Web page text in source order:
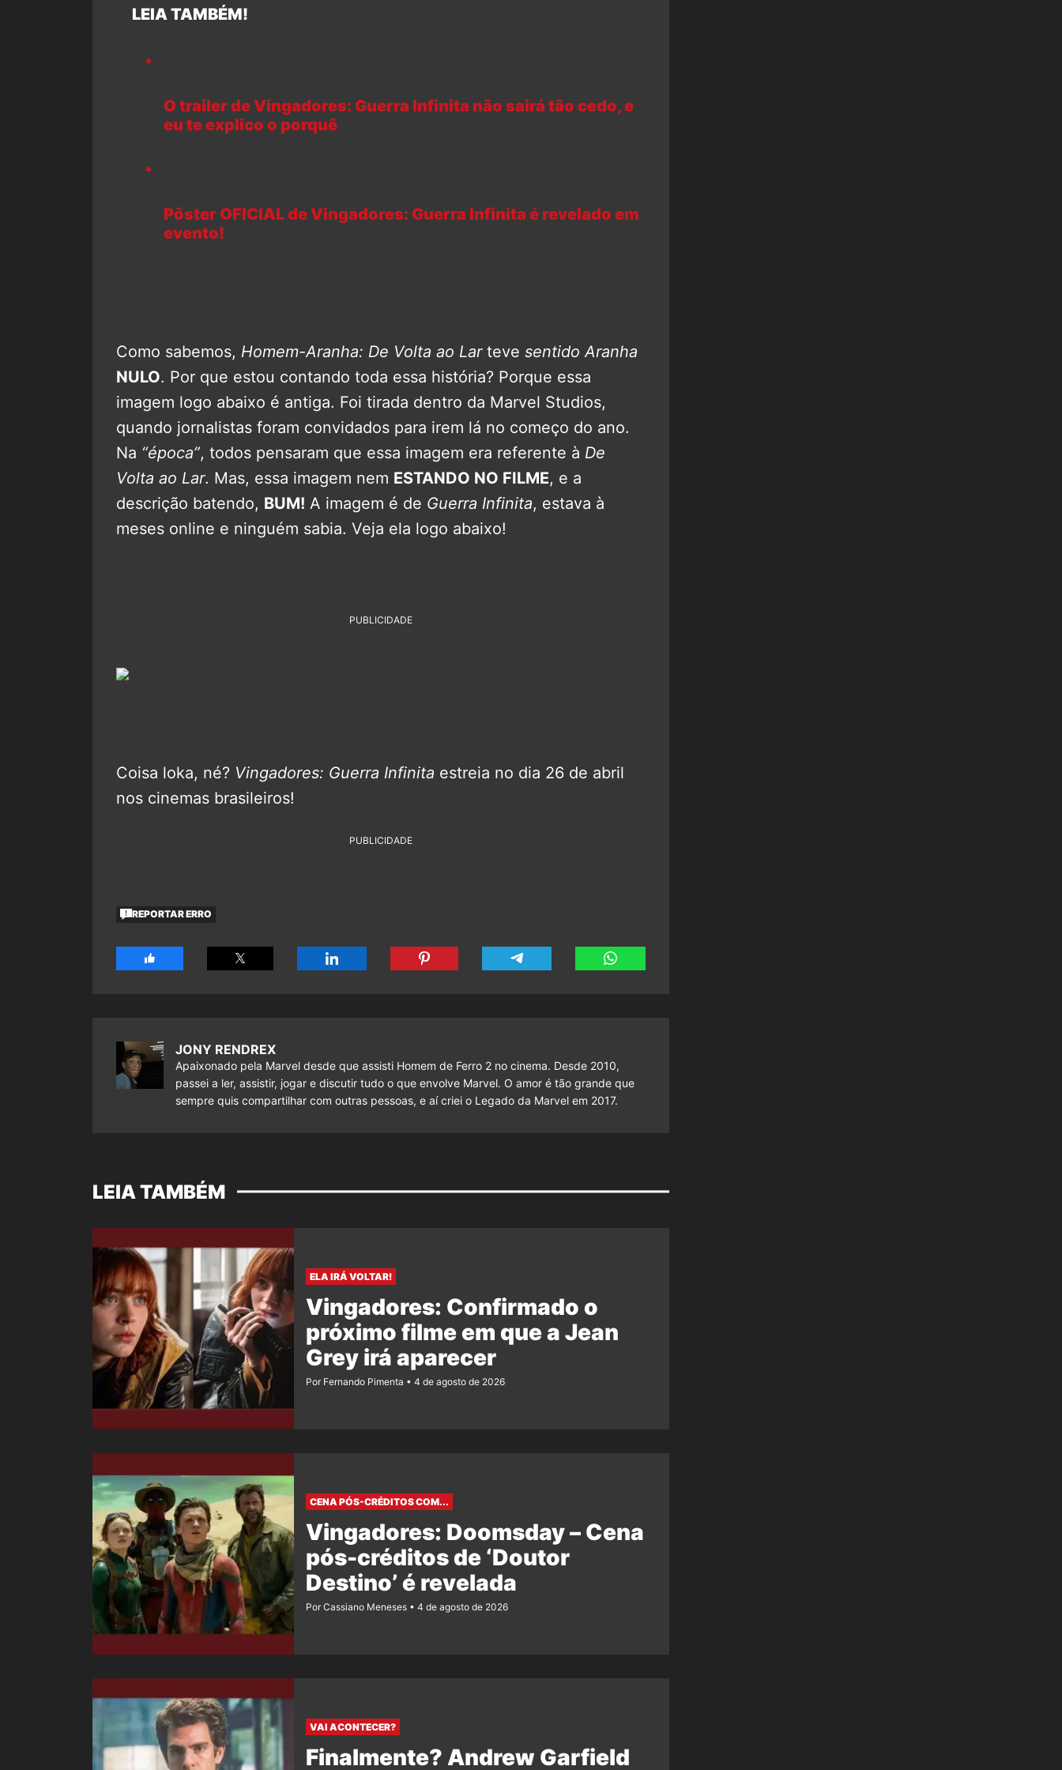
LEIA TAMBÉM!
O trailer de Vingadores: Guerra Infinita não sairá tão cedo, e
eu te explico o porquê
Pôster OFICIAL de Vingadores: Guerra Infinita é revelado em
evento!
Como sabemos, Homem-Aranha: De Volta ao Larteve sentido Aranha
NULO. Por que estou contando toda essa história? Porque essa
imagem logo abaixo é antiga. Foi tirada dentro da Marvel Studios,
quando jornalistas foram convidados para irem lá no começo do ano.
Na “época”, todos pensaram que essa imagem era referente à De
Volta ao Lar. Mas, essa imagem nem ESTANDO NO FILME, e a
descrição batendo, BUM! A imagem é de Guerra Infinita, estava à
meses online e ninguém sabia. Veja ela logo abaixo!
PUBLICIDADE
Coisa loka, né? Vingadores: Guerra Infinita estreia no dia 26 de abril
nos cinemas brasileiros!
PUBLICIDADE
REPORTAR ERRO
JONY RENDREX
Apaixonado pela Marvel desde que assisti Homem de Ferro 2 no cinema. Desde 2010,
passei a ler, assistir, jogar e discutir tudo o que envolve Marvel. O amor é tão grande que
sempre quis compartilhar com outras pessoas, e aí criei o Legado da Marvel em 2017.
LEIA TAMBÉM
ELA IRÁ VOLTAR!
Vingadores: Confirmado o
próximo filme em que a Jean
Grey irá aparecer
Por Fernando Pimenta 4 de agosto de 2026
CENA PÓS-CRÉDITOS COM...
Vingadores: Doomsday – Cena
pós-créditos de ‘Doutor
Destino’ é revelada
Por Cassiano Meneses 4 de agosto de 2026
VAI ACONTECER?
Finalmente? Andrew Garfield